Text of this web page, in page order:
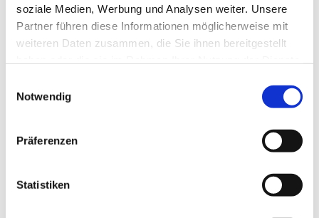
soziale Medien, Werbung und Analysen weiter. Unsere
Partner führen diese Informationen möglicherweise mit
weiteren Daten zusammen, die Sie ihnen bereitgestellt
Notwendig
Präferenzen
Statistiken
Dies könnte Sie auch
interessieren